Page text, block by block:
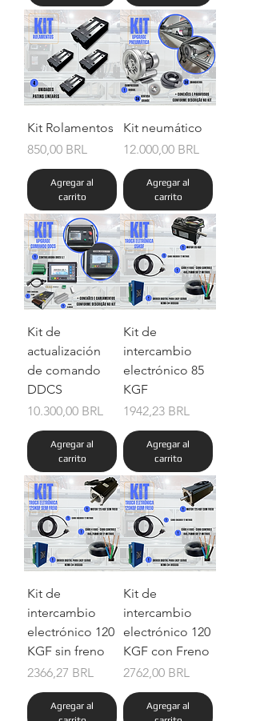
Kit Rolamentos
Precio
850,00 BRL
Agregar al
carrito
Kit neumático
Precio
12.000,00 BRL
Agregar al
carrito
Kit de
actualización
de comando
DDCS
Precio
10.300,00 BRL
Agregar al
carrito
Kit de
intercambio
electrónico 85
KGF
Precio
1942,23 BRL
Agregar al
carrito
Kit de
intercambio
electrónico 120
KGF sin freno
Precio
2366,27 BRL
Agregar al
Kit de
intercambio
electrónico 120
KGF con Freno
Precio
2762,00 BRL
Agregar al